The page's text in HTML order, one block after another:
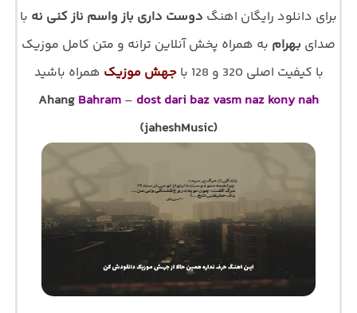
برای دانلود رایگان اهنگ دوست داری باز واسم ناز کنی نه با
صدای بهرام به همراه پخش آنلاین ترانه و متن کامل موزیک
با کیفیت اصلی 320 و 128 با
جهش موزیک همراه باشید
Ahang Bahram – dost dari baz vasm naz kony nah
(jaheshMusic)